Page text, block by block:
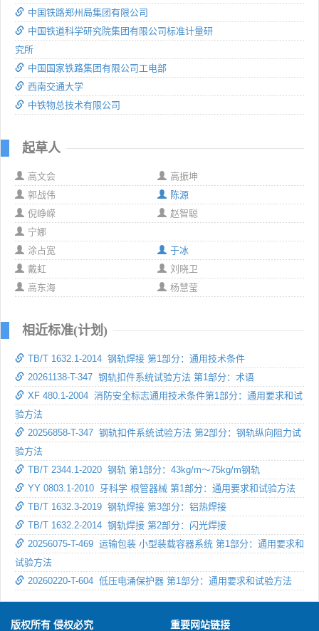
中国铁路郑州局集团有限公司
中国铁道科学研究院集团有限公司标准计量研
究所
中国国家铁路集团有限公司工电部
西南交通大学
中铁物总技术有限公司
起草人
高文会
高振坤
郭战伟
陈源
倪峥嵘
赵智聪
宁娜
涂占宽
于冰
戴虹
刘晓卫
高东海
杨慧莹
相近标准(计划)
TB/T 1632.1-2014 钢轨焊接 第1部分：通用技术条件
20261138-T-347 钢轨扣件系统试验方法 第1部分：术语
XF 480.1-2004 消防安全标志通用技术条件第1部分：通用要求和试
验方法
20256858-T-347 钢轨扣件系统试验方法 第2部分：钢轨纵向阻力试
验方法
TB/T 2344.1-2020 钢轨 第1部分：43kg/m～75kg/m钢轨
YY 0803.1-2010 牙科学 根管器械 第1部分：通用要求和试验方法
TB/T 1632.3-2019 钢轨焊接 第3部分：铝热焊接
TB/T 1632.2-2014 钢轨焊接 第2部分：闪光焊接
20256075-T-469 运输包装 小型装载容器系统 第1部分：通用要求和
试验方法
20260220-T-604 低压电涌保护器 第1部分：通用要求和试验方法
版权所有 侵权必究 重要网站链接